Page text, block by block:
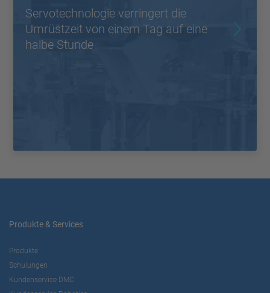
Servotechnologie verringert die
Umrüstzeit von einem Tag auf eine
halbe Stunde
Produkte & Services
Produkte
Schulungen
Kundenservice DMC